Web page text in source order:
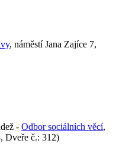
, náměstí Jana Zajíce 7,
- Odbor sociálních věcí,
Dveře č.: 312)